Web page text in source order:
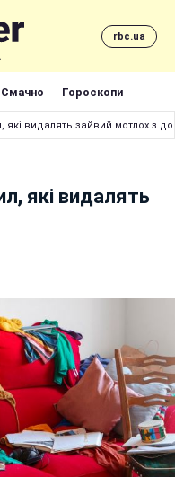
rbc.ua
Смачно Гороскопи
які видалять зайвий мотлох з
які видалять